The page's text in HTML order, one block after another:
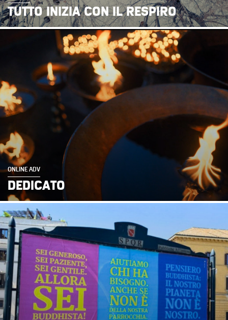
TUTTO INIZIA CON IL RESPIRO
ONLINE ADV
DEDICATO